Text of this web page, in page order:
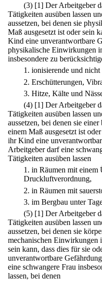
(3) [1] Der Arbeitgeber
Tätigkeiten ausüben lassen
aussetzen, bei denen sie
Maß ausgesetzt ist oder sein
Kind eine unverantwortbare
physikalische Einwirkungen
insbesondere zu
1. ionisierende und
2. Erschütterungen,
3. Hitze, Kälte und
(4) [1] Der Arbeitgeber
Tätigkeiten ausüben lassen
aussetzen, bei denen sie
einem Maß ausgesetzt ist
ihr Kind eine
Arbeitgeber darf eine
Tätigkeiten ausüben lassen
1. in Räumen mit einem
Druckluftverordnung,
2. in Räumen mit
3. im Bergbau unter
(5) [1] Der Arbeitgeber
Tätigkeiten ausüben lassen
aussetzen, bei denen sie
mechanischen Einwirkungen
sein kann, dass dies für sie
unverantwortbare
eine schwangere Frau
lassen, bei denen